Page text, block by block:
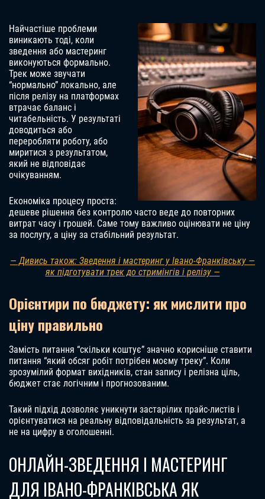
Найчастіше проблеми
виникають тоді, коли
зведення або мастеринг
виконуються формально.
Трек може звучати
“нормально” локально, але
після релізу на платформах
втрачає баланс і
читабельність. У результаті
доводиться або
переробляти роботу, або
миритися з результатом,
який не відповідає
очікуванням.
Економіка процесу проста:
дешеве рішення без контролю часто веде до повторних
витрат часу і грошей. Саме тому важливо оцінювати не ціну
за послугу, а ціну за стабільний результат.
— Дивись також: Зведення і мастеринг у Івано-Франківську —
як підготувати трек до стримінгів і релізу —
Орієнтири по бюджету: як мислити про
ціну правильно
Замість питання “скільки коштує” значно корисніше ставити
питання “який обсяг робіт потрібен моєму треку”. Коли
зрозумілий формат вихідників, стан запису і релізна ціль,
бюджет стає логічним і прогнозованим.
Такий підхід дозволяє уникнути застарілих прайс-листів і
орієнтуватися на реальну відповідальність за результат, а
не на цифру в оголошенні.
ОНЛАЙН-ЗВЕДЕННЯ І МАСТЕРИНГ
ДЛЯ ІВАНО-ФРАНКІВСЬКА ЯК